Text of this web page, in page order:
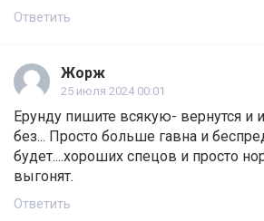
Ответить
Жорж
25 июля 2024 00:01
Ерунду пишите всякую- вернутся и
без... Просто больше гавна и
будет....хороших спецов и просто
выгонят.
Ответить